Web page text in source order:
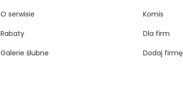
O serwisie
Rabaty
Galerie ślubne
Komis
Dla firm
Dodaj firmę